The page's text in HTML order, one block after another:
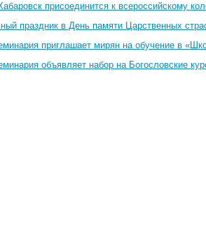
присоединится к всероссийскому
праздник в День памяти Царственных
приглашает мирян на обучение в
объявляет набор на Богословские